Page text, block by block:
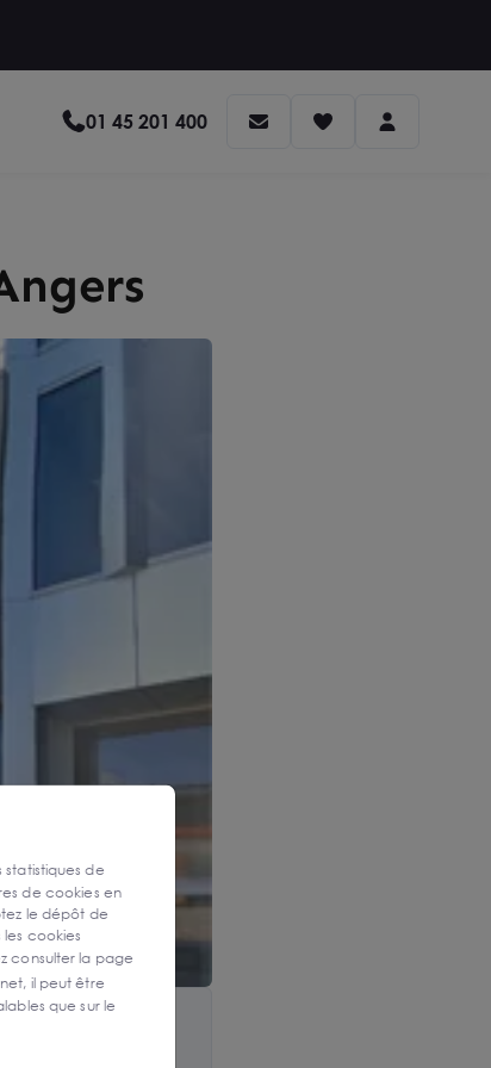
01 45 201 400
de
de cookies en
le dépôt de
les cookies
consulter la page
il peut être
que sur le